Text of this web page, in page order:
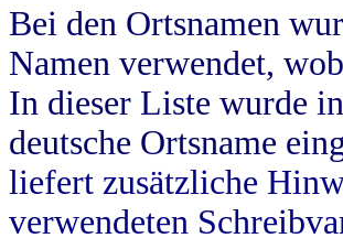
Bei den Ortsnamen
Namen verwendet,
In dieser Liste wurde
deutsche Ortsname
liefert zusätzliche
verwendeten